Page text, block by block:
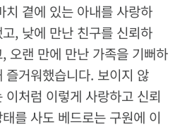
치 곁에 있는 아내를 사랑하
, 낮에 만난 친구를 신뢰하
오랜 만에 만난 가족을 기뻐하
즐거워했습니다. 보이지 않
이처럼 이렇게 사랑하고 신뢰
를 사도 베드로는 구원에 이